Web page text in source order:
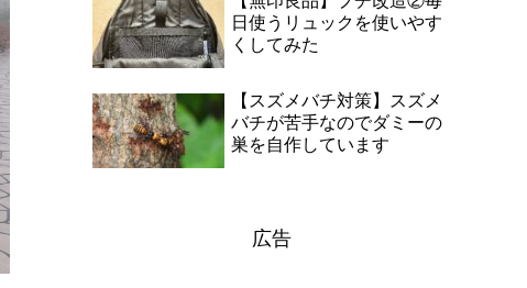
日使うリュックを使いやす
くしてみた
【スズメバチ対策】スズメ
バチが苦手なのでダミーの
巣を自作しています
広告